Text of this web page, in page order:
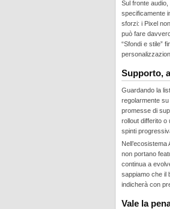
Sul fronte
specificamente
sforzi: i Pixel
può fare
“Sfondi e stile”
Supporto,
Guardando la
regolarmente
promesse di
rollout differito o
spinti
non portano
continua a
sappiamo che il
indicherà con
Vale la